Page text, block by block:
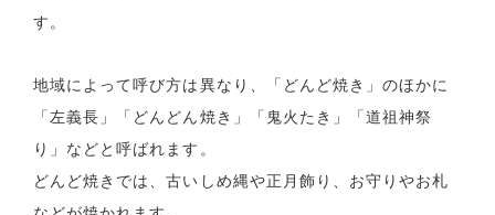
す。
地域によって呼び方は異なり、「どんど焼き」のほかに
「左義長」「どんどん焼き」「鬼火たき」「道祖神祭
り」などと呼ばれます。
どんど焼きでは、古いしめ縄や正月飾り、お守りやお札